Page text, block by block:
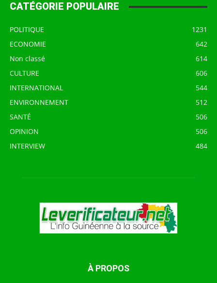
CATÉGORIE POPULAIRE
POLITIQUE
1231
ECONOMIE
642
Non classé
614
CULTURE
606
INTERNATIONAL
544
ENVIRONNEMENT
512
SANTÉ
506
OPINION
506
INTERVIEW
484
À PROPOS